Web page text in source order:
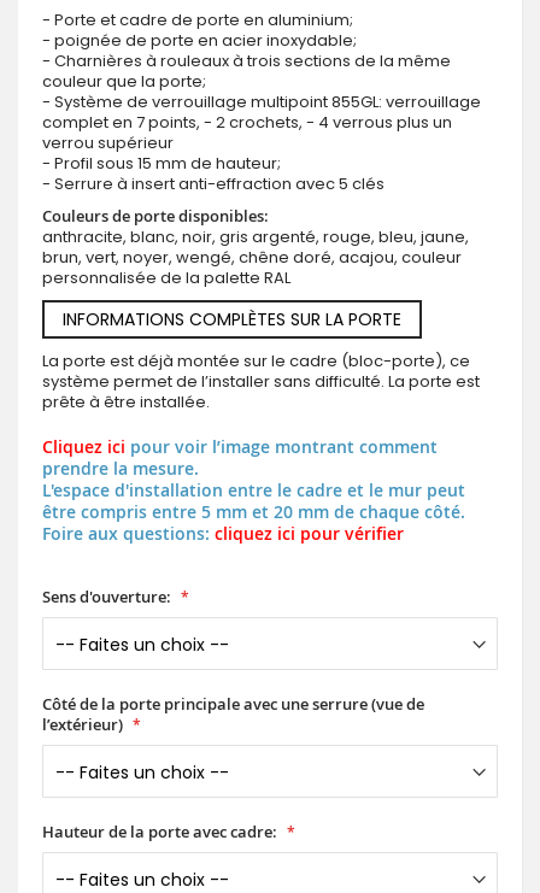
- Porte et cadre de porte en aluminium;
- poignée de porte en acier inoxydable;
- Charnières à rouleaux à trois sections de la même
couleur que la porte;
- Système de verrouillage multipoint 855GL: verrouillage
complet en 7 points, - 2 crochets, - 4 verrous plus un
verrou supérieur
- Profil sous 15 mm de hauteur;
- Serrure à insert anti-effraction avec 5 clés
Couleurs de porte disponibles:
anthracite, blanc, noir, gris argenté, rouge, bleu, jaune,
brun, vert, noyer, wengé, chêne doré, acajou, couleur
personnalisée de la palette RAL
INFORMATIONS COMPLÈTES SUR LA PORTE
La porte est déjà montée sur le cadre (bloc-porte), ce
système permet de l’installer sans difficulté. La porte est
prête à être installée.
Cliquez ici pour voir l’image montrant comment
prendre la mesure.
L'espace d'installation entre le cadre et le mur peut
être compris entre 5 mm et 20 mm de chaque côté.
Foire aux questions: cliquez ici pour vérifier
Sens d'ouverture:
Côté de la porte principale avec une serrure (vue de
l’extérieur)
Hauteur de la porte avec cadre: